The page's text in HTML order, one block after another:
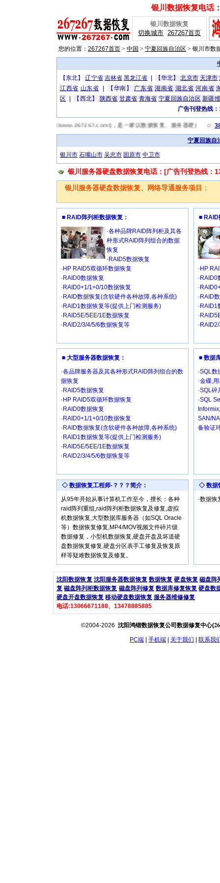
银川数据恢复电话
银川数据恢复
切换城市 267267首页
您的位置： 267267首页 > 中国 > 宁夏回族自治区 > 银川市数
【东北】辽宁省 吉林省 黑龙江省 【华北】北京市 天津市
江西省 山东省 【华南】 广东省 湖南省 湖北省 河南省
区
【西北】 陕西省 甘肃省 青海省 宁夏回族自治区 新疆
广告刊登热线
川数据恢复网(http://www.267267.com/)，是一家以数据恢复、服务器硬盘数据恢
☆
宁夏回族自
银川市 石嘴山市 吴忠市 固原市 中卫市
银川服务器硬盘数据恢复电话：[广告刊登热线：
银川服务器硬盘数据恢复、网络导通服务项目 ：
■ RAID阵列柜数据恢复：
·各种品牌RAID阵列柜及其各
种形式RAID阵列组合的数据
恢复
·RAID5数据恢复
·HP RAID5双循环数据恢复
·RAID0数据恢复
·RAID0+1/1+0/10数据恢复
·RAID数据恢复(含软硬件各种故障,各种系统)
·RAID1数据恢复等(提供上门检测服务)
·RAID5E/5EE/1E数据恢复
·RAID2/3/4/5/6数据恢复等
■ RAID
·HP
·RAID0
·RAID
■ 大型服务器数据恢复：
·各品牌服务器及其各种形式RAID阵列组合的数
据恢复
·RAID5数据恢复
·HP RAID5双循环数据恢复
·RAID0数据恢复
·RAID0+1/1+0/10数据恢复
·RAID数据恢复(含软硬件各种故障,各种系统)
·RAID1数据恢复等(提供上门检测服务)
·RAID5E/5EE/1E数据恢复
·RAID2/3/4/5/6数据恢复等
■ 数据
·SQL
·金碟,
·SQL
·SQL
SAN/
备验证
◇ 数据恢复工程师-？？？简介：
从95年开始从事计算机工作至今，擅长：各种
raid阵列重组,raid阵列柜数据恢复及修复,虚拟
机数据恢复,大型数据库服务器（如SQL Oracle
等）数据恢复修复,MP4/MOV视频文件碎片级
数据修复，小型机数据恢复,硬盘开盘及坏道硬
盘数据恢复修复,硬盘分区表手工修复及恢复原
样等疑难数据恢复及修复。
◇ 数据
·数据
沈阳数据恢复 沈阳服务器数据恢复 数据恢复 硬盘恢复 磁盘阵
复 磁盘阵列柜数据恢复 磁盘阵列修复 数据库修复恢复 硬盘数
硬盘开盘数据恢复 移动硬盘数据恢复 服务器维修修复
电话:13066671188、13478885885
©2004-2026 沈阳鸿锴数据恢复公司数据修复中心(
PC端 手机端 关于我们 联系我